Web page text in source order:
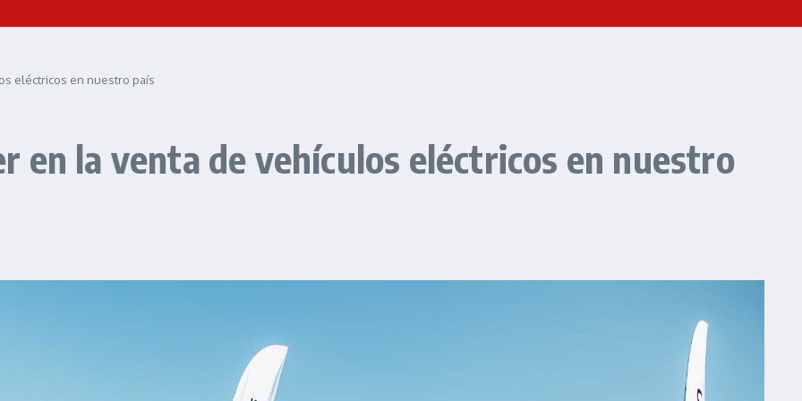
eléctricos en nuestro país​
en la venta de vehículos eléctricos en nuestro